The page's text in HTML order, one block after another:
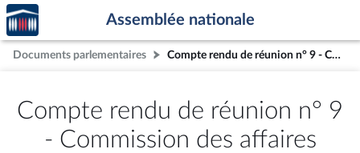
Aller au contenu
Aller en bas de la page
Accèder
à la
page
d'accueil
Assemblée nationale
Documents parlementaires Compte rendu de réunion n° 9 - Commission des affaires culturelles et de l'éducation
Compte rendu de réunion n° 9
- Commission des affaires